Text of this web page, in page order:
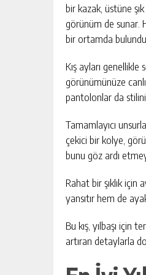
bir kazak, üstüne
görünüm de sunar.
bir ortamda
Kış ayları
görünümünüze
pantolonlar da
Tamamlayıcı
çekici bir kolye,
bunu göz ardı
Rahat bir şıklık için
yansıtır hem de
Bu kış, yılbaşı için
artıran detaylarla